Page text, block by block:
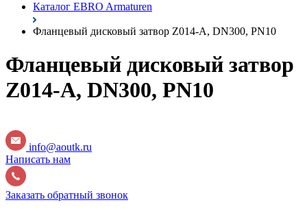
Каталог EBRO Armaturen
Фланцевый дисковый затвор Z014-A, DN300, PN10
Фланцевый дисковый затвор
Z014-A, DN300, PN10
info@aoutk.ru
Написать нам
Заказать обратный звонок